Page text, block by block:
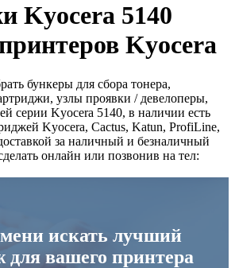
Kyocera 5140
Kyocera
бункеры для сбора тонера,
узлы проявки / девелоперы,
серии Kyocera 5140, в наличии есть
Kyocera, Cactus, Katun, ProfiLine,
за наличный и безналичный
онлайн или позвонив на тел:
искать лучший
для вашего принтера